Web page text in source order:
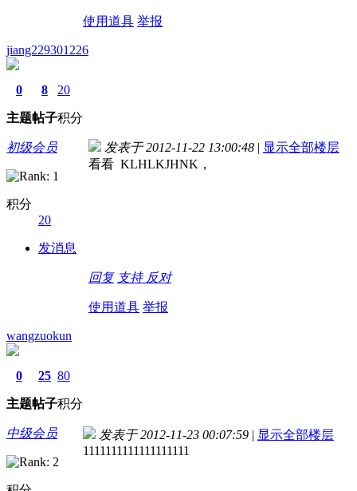
使用道具 举报
jiang229301226
0
主题
8
帖子
20
积分
初级会员
积分
20
发消息
发表于 2012-11-22 13:00:48 | 显示全部楼层
看看 KLHLKJHNK，
回复 支持 反对
使用道具 举报
wangzuokun
0
主题
25
帖子
80
积分
中级会员 发表于 2012-11-23 00:07:59 | 显示全部楼层
1111111111111111111